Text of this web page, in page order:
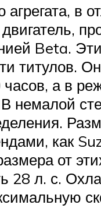
агрегата,
Beta.
титулов.
а в
В немалой
как
от
28 л. с.